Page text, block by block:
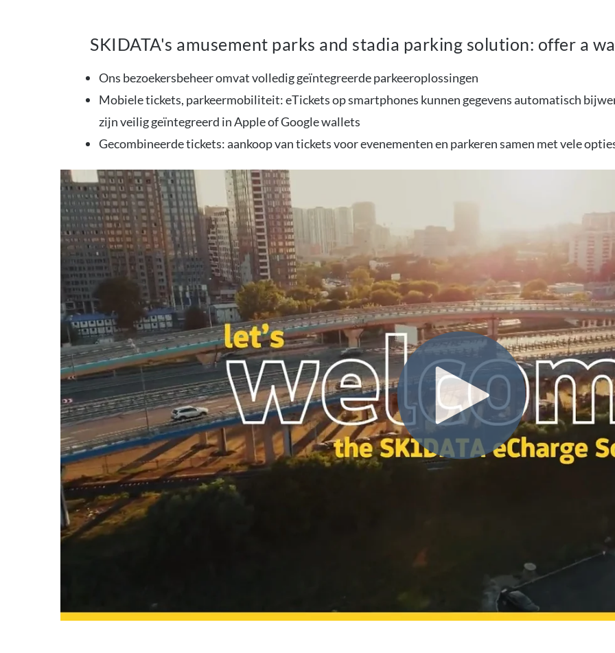
SKIDATA's amusement parks and stadia parking solution: offer a
Ons bezoekersbeheer omvat volledig geïntegreerde parkeeroplossingen
Mobiele tickets, parkeermobiliteit: eTickets op smartphones kunnen gegevens automatisch
zijn veilig geïntegreerd in Apple of Google wallets
Gecombineerde tickets: aankoop van tickets voor evenementen en parkeren samen met vele